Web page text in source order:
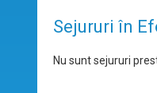
Sejururi în
Nu sunt sejururi